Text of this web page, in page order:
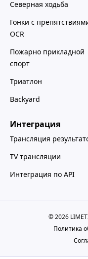
Северная ходьба
Гонки с
OCR
Пожарно прикладной
спорт
Триатлон
Backyard
Интеграция
Трансляция
TV трансляции
Интеграция по API
© 2026
Политика